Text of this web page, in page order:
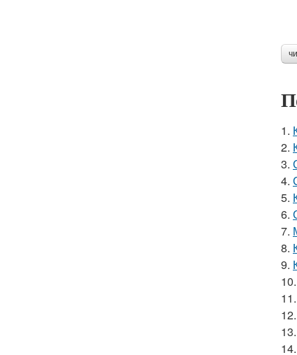
1.
2.
3.
4.
5.
6.
7.
8.
9.
10.
11.
12.
13.
14.